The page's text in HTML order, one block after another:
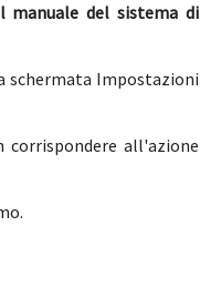
manuale del sistema di
schermata Impostazioni
all'azione